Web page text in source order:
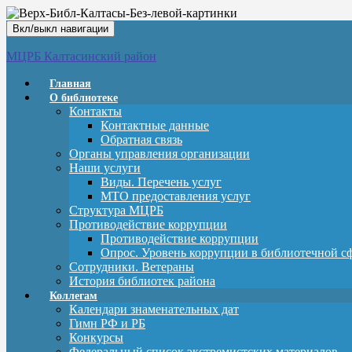
Вкл/выкл навигации
МЦРБ Калтасинский район
Главная
О библиотеке
Контакты
Контактные данные
Обратная связь
Органы управления организации
Наши услуги
Виды. Перечень услуг
МТО предоставления услуг
Структура МЦРБ
Противодействие коррупции
Противодействие коррупции
Опрос. Уровень коррупции в библиотечной
Сотрудники. Ветераны
История библиотек района
Коллегам
Календари знаменательных дат
Гимн РФ и РБ
Конкурсы